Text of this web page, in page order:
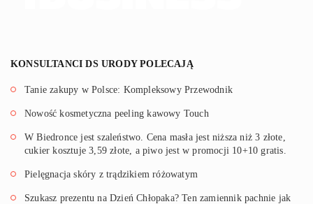
KONSULTANCI DS URODY POLECAJĄ
Tanie zakupy w Polsce: Kompleksowy Przewodnik
Nowość kosmetyczna peeling kawowy Touch
W Biedronce jest szaleństwo. Cena masła jest niższa niż 3 złote,
cukier kosztuje 3,59 złote, a piwo jest w promocji 10+10 gratis.
Pielęgnacja skóry z trądzikiem różowatym
Szukasz prezentu na Dzień Chłopaka? Ten zamiennik pachnie jak